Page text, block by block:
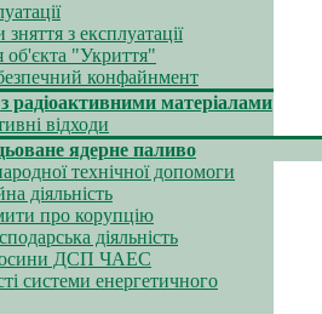
з експлуатації
об'єкта "Укриття"
конфайнмент
радіоактивними матеріалами
відходи
ядерне паливо
технічної допомоги
діяльність
про корупцію
діяльність
ДСП ЧАЕС
системи енергетичного